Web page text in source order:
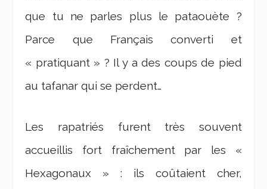
que tu ne parles plus le pataouète ?
Parce que Français converti et
« pratiquant » ? Il y a des coups de pied
au tafanar qui se perdent…
Les rapatriés furent très souvent
accueillis fort fraîchement par les «
Hexagonaux » : ils coûtaient cher,